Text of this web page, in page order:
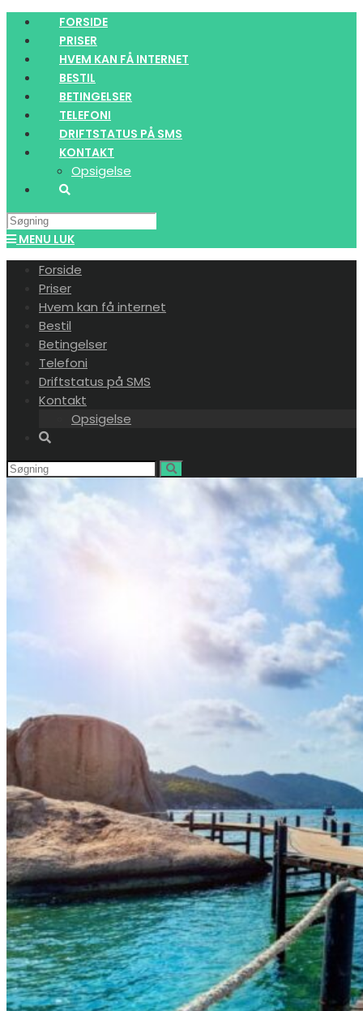
Skip
content
FORSIDE
PRISER
HVEM KAN FÅ INTERNET
BESTIL
BETINGELSER
TELEFONI
DRIFTSTATUS PÅ SMS
KONTAKT
Opsigelse
Search
this
website
MENU LUK
Forside
Priser
Hvem kan få internet
Bestil
Betingelser
Telefoni
Driftstatus på SMS
Kontakt
Opsigelse